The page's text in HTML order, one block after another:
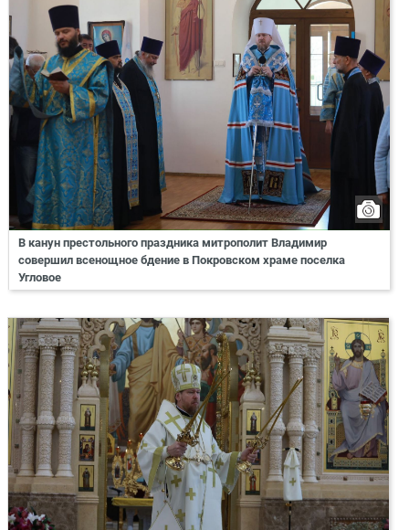
В канун престольного праздника митрополит Владимир
совершил всенощное бдение в Покровском храме поселка
Угловое